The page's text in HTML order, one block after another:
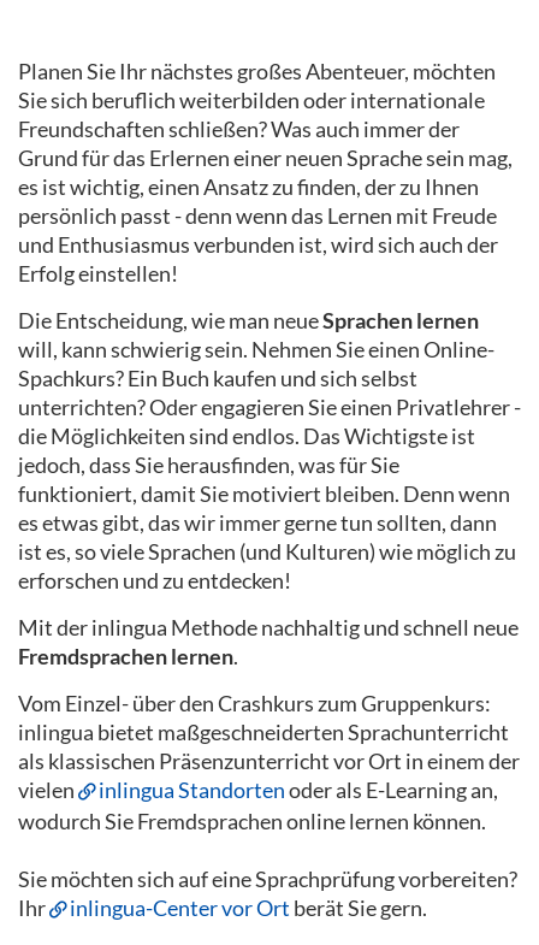
Planen Sie Ihr nächstes großes Abenteuer, möchten
Sie sich beruflich weiterbilden oder internationale
Freundschaften schließen? Was auch immer der
Grund für das Erlernen einer neuen Sprache sein mag,
es ist wichtig, einen Ansatz zu finden, der zu Ihnen
persönlich passt - denn wenn das Lernen mit Freude
und Enthusiasmus verbunden ist, wird sich auch der
Erfolg einstellen!
Die Entscheidung, wie man neueSprachen lernen
will, kann schwierig sein. Nehmen Sie einen Online-
Spachkurs? Ein Buch kaufen und sich selbst
unterrichten? Oder engagieren Sie einen Privatlehrer -
die Möglichkeiten sind endlos. Das Wichtigste ist
jedoch, dass Sie herausfinden, was für Sie
funktioniert, damit Sie motiviert bleiben. Denn wenn
es etwas gibt, das wir immer gerne tun sollten, dann
ist es, so viele Sprachen (und Kulturen) wie möglich zu
erforschen und zu entdecken!
Mit der inlingua Methode nachhaltig und schnell neue
Fremdsprachen lernen.
Vom Einzel- über den Crashkurs zum Gruppenkurs:
inlingua bietet maßgeschneiderten Sprachunterricht
als klassischen Präsenzunterricht vor Ort in einem der
vielen
inlingua Standortenoder als E-Learning an,
wodurch Sie Fremdsprachen online lernen können.
Sie möchten sich auf eine Sprachprüfung vorbereiten?
Ihr
inlingua-Center vor Ort berät Sie gern.